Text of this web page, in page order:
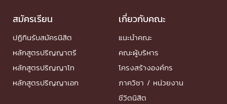
สมัครเรียน
ปฏิทินรับสมัครนิสิต
หลักสูตรปริญญาตรี
หลักสูตรปริญญาโท
หลักสูตรปริญญาเอก
เกี่ยวกับคณะ
แนะนำคณะ
คณะผู้บริหาร
โครงสร้างองค์กร
ภาควิชา / หน่วยงาน
ชีวิตนิสิต